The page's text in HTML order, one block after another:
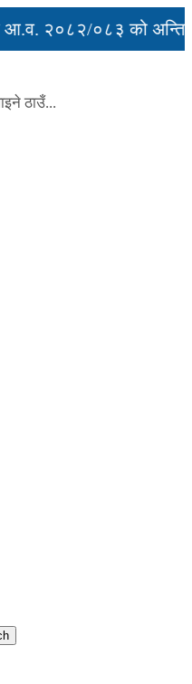
२०८२/०८३ को अन्तिम
ठाउँ...